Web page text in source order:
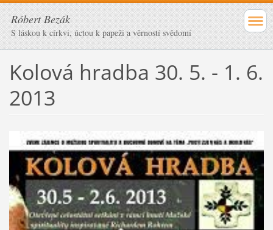
Róbert Bezák
S láskou k církvi, úctou k papeži a věrností svědomí
Kolová hradba 30. 5. - 1. 6.
2013